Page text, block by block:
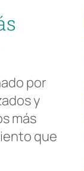
por
y
más
que